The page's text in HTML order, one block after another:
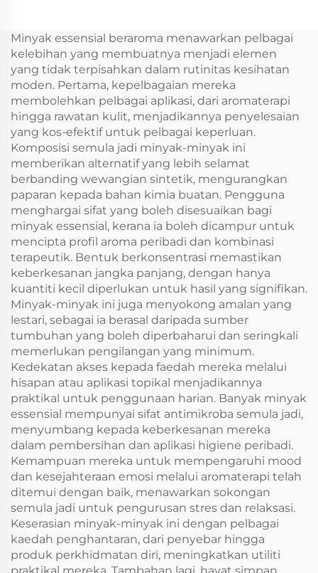
pengembang lama
Diffusers
Minyak essensial beraroma menawarkan pelbagai
kelebihan yang membuatnya menjadi elemen
yang tidak terpisahkan dalam rutinitas kesihatan
moden. Pertama, kepelbagaian mereka
membolehkan pelbagai aplikasi, dari aromaterapi
hingga rawatan kulit, menjadikannya penyelesaian
yang kos-efektif untuk pelbagai keperluan.
Komposisi semula jadi minyak-minyak ini
memberikan alternatif yang lebih selamat
berbanding wewangian sintetik, mengurangkan
paparan kepada bahan kimia buatan. Pengguna
menghargai sifat yang boleh disesuaikan bagi
minyak essensial, kerana ia boleh dicampur untuk
mencipta profil aroma peribadi dan kombinasi
terapeutik. Bentuk berkonsentrasi memastikan
keberkesanan jangka panjang, dengan hanya
kuantiti kecil diperlukan untuk hasil yang signifikan.
Minyak-minyak ini juga menyokong amalan yang
lestari, sebagai ia berasal daripada sumber
tumbuhan yang boleh diperbaharui dan seringkali
memerlukan pengilangan yang minimum.
Kedekatan akses kepada faedah mereka melalui
hisapan atau aplikasi topikal menjadikannya
praktikal untuk penggunaan harian. Banyak minyak
essensial mempunyai sifat antimikroba semula jadi,
menyumbang kepada keberkesanan mereka
dalam pembersihan dan aplikasi higiene peribadi.
Kemampuan mereka untuk mempengaruhi mood
dan kesejahteraan emosi melalui aromaterapi telah
ditemui dengan baik, menawarkan sokongan
semula jadi untuk pengurusan stres dan relaksasi.
Keserasian minyak-minyak ini dengan pelbagai
kaedah penghantaran, dari penyebar hingga
produk perkhidmatan diri, meningkatkan utiliti